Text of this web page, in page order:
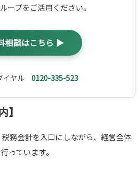
ープをご活用ください。
相談はこちら ▶
イヤル 0120-335-523
】
務会計を入口にしながら、経営全体
っています。